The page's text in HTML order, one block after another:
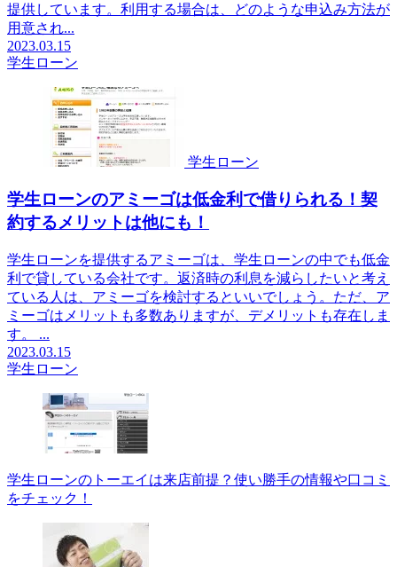
提供しています。利用する場合は、どのような申込み方法が
用意され...
2023.03.15
学生ローン
学生ローン
学生ローンのアミーゴは低金利で借りられる！契
約するメリットは他にも！
学生ローンを提供するアミーゴは、学生ローンの中でも低金
利で貸している会社です。返済時の利息を減らしたいと考え
ている人は、アミーゴを検討するといいでしょう。ただ、ア
ミーゴはメリットも多数ありますが、デメリットも存在しま
す。 ...
2023.03.15
学生ローン
学生ローンのトーエイは来店前提？使い勝手の情報や口コミ
をチェック！